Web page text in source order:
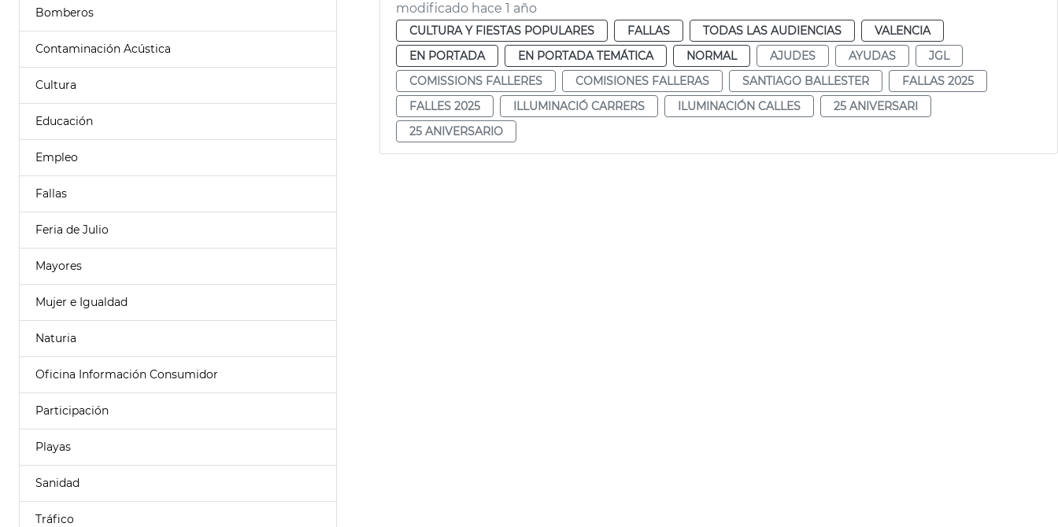
Bomberos
Contaminación Acústica
Cultura
Educación
Empleo
Fallas
Feria de Julio
Mayores
Mujer e Igualdad
Naturia
Oficina Información Consumidor
Participación
Playas
Sanidad
Tráfico
modificado hace 1 año
CULTURA Y FIESTAS POPULARES FALLAS TODAS LAS AUDIENCIAS
VALENCIA
EN PORTADA
EN PORTADA TEMÁTICA NORMAL AJUDES AYUDAS
JGL
COMISSIONS FALLERES
COMISIONES FALLERAS SANTIAGO BALLESTER
FALLAS 2025
FALLES 2025
ILLUMINACIÓ CARRERS ILUMINACIÓN CALLES
25 ANIVERSARI
25 ANIVERSARIO